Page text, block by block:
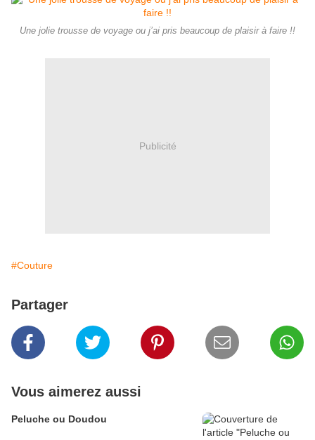
Une jolie trousse de voyage ou j’ai pris beaucoup de plaisir à faire !!
Publicité
#Couture
Partager
Vous aimerez aussi
Peluche ou Doudou